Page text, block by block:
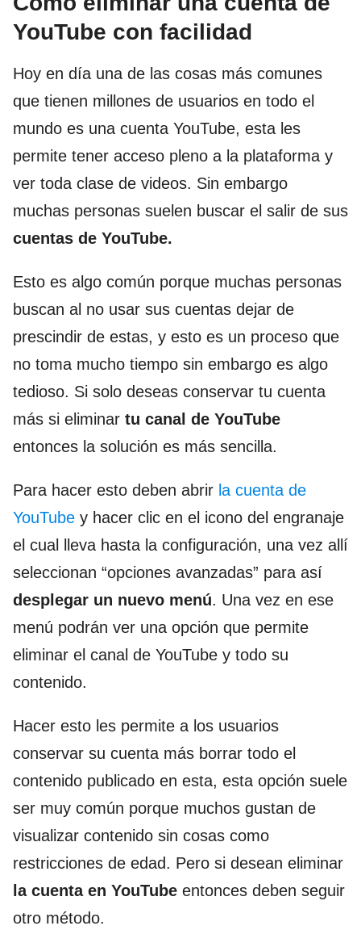
YouTube con facilidad
Hoy en día una de las cosas más comunes
que tienen millones de usuarios en todo el
mundo es una cuenta YouTube, esta les
permite tener acceso pleno a la plataforma y
ver toda clase de videos. Sin embargo
muchas personas suelen buscar el salir de sus
cuentas de YouTube.
Esto es algo común porque muchas personas
buscan al no usar sus cuentas dejar de
prescindir de estas, y esto es un proceso que
no toma mucho tiempo sin embargo es algo
tedioso. Si solo deseas conservar tu cuenta
más si eliminar tu canal de YouTube
entonces la solución es más sencilla.
Para hacer esto deben abrir la cuenta de
YouTube y hacer clic en el icono del engranaje
el cual lleva hasta la configuración, una vez allí
seleccionan “opciones avanzadas” para así
desplegar un nuevo menú. Una vez en ese
menú podrán ver una opción que permite
eliminar el canal de YouTube y todo su
contenido.
Hacer esto les permite a los usuarios
conservar su cuenta más borrar todo el
contenido publicado en esta, esta opción suele
ser muy común porque muchos gustan de
visualizar contenido sin cosas como
restricciones de edad. Pero si desean eliminar
la cuenta en YouTube entonces deben seguir
otro método.